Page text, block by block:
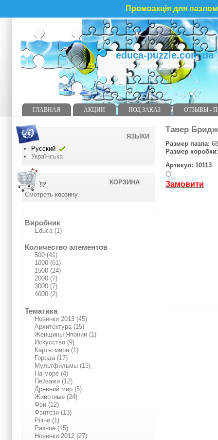
Промоакція для
educa-puzzle.com.ua
ГЛАВНАЯ АКЦИИ ПОД ЗАКАЗ ОТЗЫВЫ -
Тавер
Размер пазла:
Размер коробки:
Артикул: 10113
Замовити
ЯЗЫКИ
Русский
Українська
КОРЗИНА
Смотреть корзину.
Виробник
Educa (1)
Количество элементов
500 (41)
1000 (61)
1500 (24)
2000 (7)
3000 (7)
4000 (2)
Тематика
Новинки 2013 (45)
Архитектура (15)
Женщины Японии (1)
Искусство (9)
Карты мира (1)
Города (17)
Мультфильмы (15)
На море (4)
Пейзажи (12)
Древний мир (5)
Животные (24)
Феи (12)
Фэнтези (13)
Різне (1)
Разное (15)
Новинки 2012 (27)